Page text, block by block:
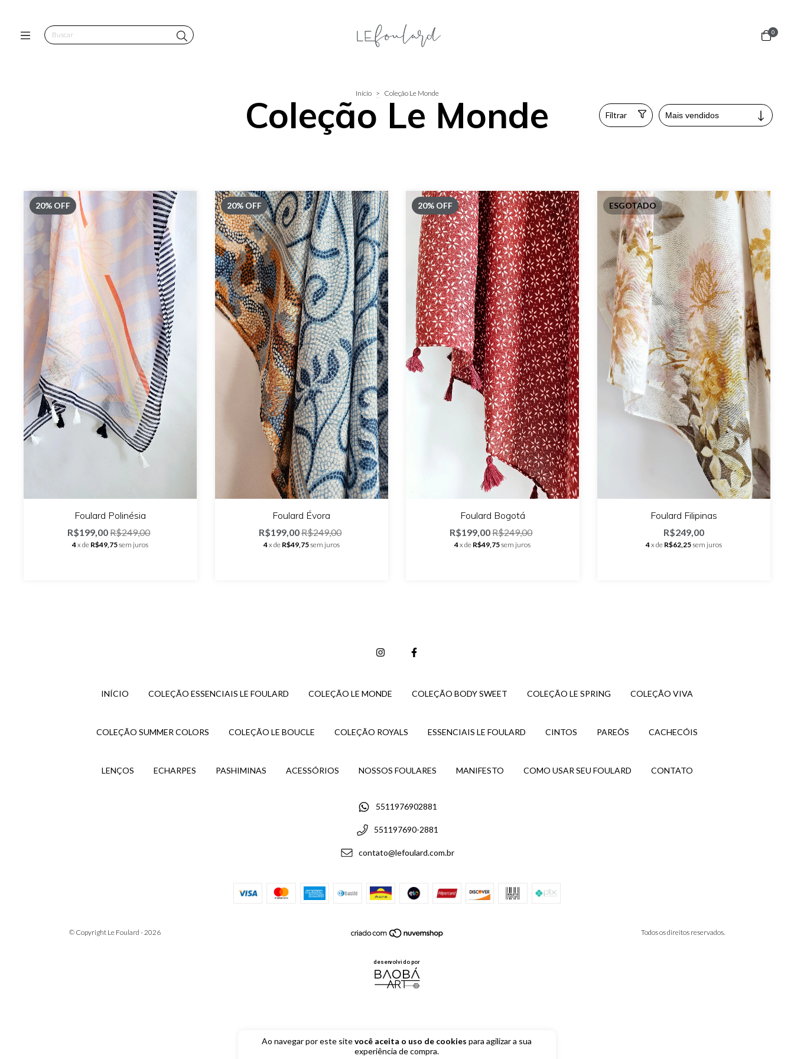
0
Ao navegar por este sitevocê aceita o uso de cookies para agilizar a sua
experiência de compra.
Início > Coleção Le Monde
Coleção Le Monde Filtrar
20% OFF
Foulard Polinésia
R$199,00R$249,00
4x de R$49,75sem juros
20% OFF
Foulard Évora
R$199,00R$249,00
4x de R$49,75sem juros
20% OFF
Foulard Bogotá
R$199,00R$249,00
4x de R$49,75sem juros
ESGOTADO
Foulard Filipinas
R$249,00
4x de R$62,25sem juros
INÍCIO COLEÇÃO ESSENCIAIS LE FOULARD COLEÇÃO LE MONDE COLEÇÃO BODY SWEET COLEÇÃO LE SPRING COLEÇÃO VIVA
COLEÇÃO SUMMER COLORS COLEÇÃO LE BOUCLE COLEÇÃO ROYALS ESSENCIAIS LE FOULARD CINTOS PAREÔS CACHECÓIS
LENÇOS ECHARPES PASHIMINAS ACESSÓRIOS NOSSOS FOULARES MANIFESTO COMO USAR SEU FOULARD CONTATO
5511976902881
551197690-2881
contato@lefoulard.com.br
© Copyright Le Foulard - 2026 Todos os direitos reservados.